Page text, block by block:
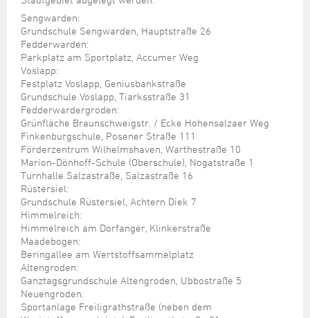
Umwelt-, Natur- und Klimaschutz
Verkehr und Mobilität
Wohnen, Bauen
Wahlen
Sterbefall
Studium
Umzug und Neubürger
Wohnen und Verbrauchen
Formulare
Online-Terminvergabe
Politik & Verwaltung
Pressemitteilungen
Ratsinformationssystem
Stadtrecht
Telefonverzeichnis
Wirtschaftsstruktur
Regionale Kooperationen
Unternehmensnachfolge
Unterstützung für ExistenzgründerInnen
Zukunftsregion JadeBay
Stadtarchiv
Stadtbibliothek
Volkshochschule
Weiterbildung
Stadt Wilhelmshaven
Unterkünfte
Kulturzentrum Pumpwerk
Maritime Meile
Museen und Ausstellungen
Schiffe, Häfen und Meer erleben
Sportangebot
Städtepartnerschaften
Stadtpark
Tag des offenen Denkmals
Veranstaltungsorte
Sengwarden:
Grundschule Sengwarden, Hauptstraße 26
Fedderwarden:
Parkplatz am Sportplatz, Accumer Weg
Voslapp:
Festplatz Voslapp, Geniusbankstraße
Grundschule Voslapp, Tiarksstraße 31
Fedderwardergroden:
Grünfläche Braunschweigstr. / Ecke Hohensalzaer Weg
Finkenburgschule, Posener Straße 111
Förderzentrum Wilhelmshaven, Warthestraße 10
Marion-Dönhoff-Schule (Oberschule), Nogatstraße 1
Turnhalle Salzastraße, Salzastraße 16
Rüstersiel:
Grundschule Rüstersiel, Achtern Diek 7
Himmelreich:
Himmelreich am Dorfanger, Klinkerstraße
Maadebogen:
Beringallee am Wertstoffsammelplatz
Altengroden:
Ganztagsgrundschule Altengroden, Ubbostraße 5
Neuengroden:
Sportanlage Freiligrathstraße (neben dem